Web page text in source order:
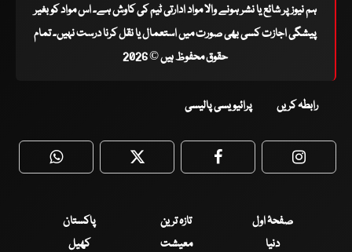
ہم نیوز پر شائع یا نشر ہونے والا مواد ادارتی ٹیم کی کاوش ہے۔ اس مواد کو بغیر
پیشگی اجازت کسی بھی صورت میں استعمال یا نقل کرنا درست نہیں۔ تمام
حقوق محفوظ ہیں © 2026
رابطہ کریں پرائیویسی پالیسی
WhatsApp Twitter Facebook
صفحۂ اول تازہ ترین
پاکستان
دنیا
معیشت کھیل